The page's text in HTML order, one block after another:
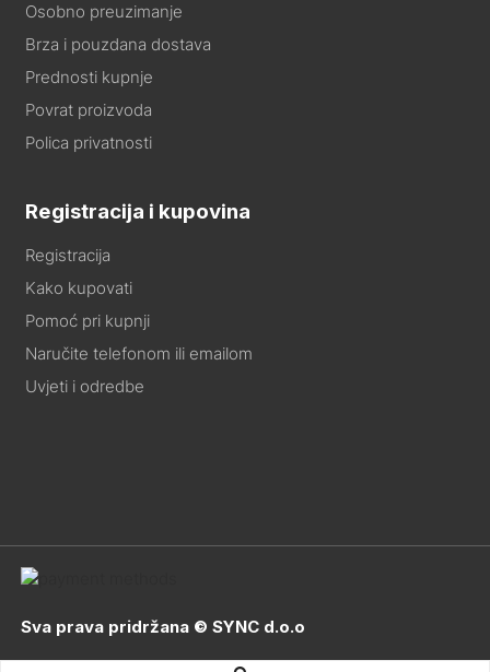
Osobno preuzimanje
Brza i pouzdana dostava
Prednosti kupnje
Povrat proizvoda
Polica privatnosti
Registracija i kupovina
Registracija
Kako kupovati
Pomoć pri kupnji
Naručite telefonom ili emailom
Uvjeti i odredbe
Sva prava pridržana © SYNC d.o.o